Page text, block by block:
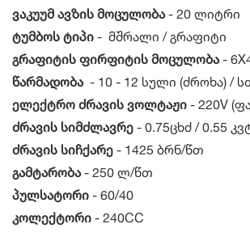
ვაკუუმ ავზის მოცულობა- 20 ლიტრი
ტუმბოს ტიპი - მშრალი / გრაფიტი
გრაფიტის ფირფიტის მოცულობა-
წარმადობა - 10 - 12 სული (ძროხა) /
ელექტრო ძრავის ვოლტაჟი - 220V
ძრავის სიმძლავრე - 0.75ცხძ / 0.55
ძრავის სიჩქარე - 1425 ბრნ/წთ
გამტარობა- 250 ლ/წთ
პულსატორი - 60/40
კოლექტორი - 240CC